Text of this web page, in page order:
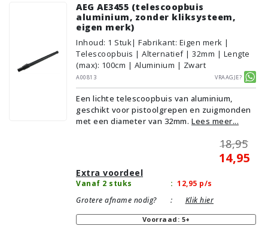
AEG AE3455 (telescoopbuis
aluminium, zonder kliksysteem,
eigen merk)
Inhoud: 1 Stuk| Fabrikant: Eigen merk |
Telescoopbuis | Alternatief | 32mm | Lengte
(max): 100cm | Aluminium | Zwart
A00813
Vraagje?
Een lichte telescoopbuis van aluminium,
geschikt voor pistoolgrepen en zuigmonden
met een diameter van 32mm. Lees meer...
18,95
14,95
Extra voordeel
Vanaf 2 stuks : 12,95 p/s
Grotere afname nodig?
: Klik hier
Voorraad: 5+